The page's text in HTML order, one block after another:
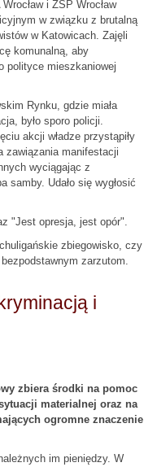
i ZSP Wrocław
w związku z brutalną
w Katowicach. Zajęli
komunalną, aby
polityce mieszkaniowej
Rynku, gdzie miała
było sporo policji.
akcji władze przystąpiły
zawiązania manifestacji
wyciągając z
samby. Udało się wygłosić
"Jest opresja, jest opór".
zbiegowisko, czy
zarzutom.
i
zbiera środki na pomoc
materialnej oraz na
ogromne znaczenie
im pieniędzy. W